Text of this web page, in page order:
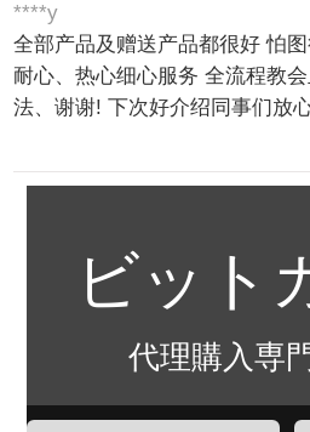
****y
全部产品及赠送产品都很好 怕
耐心、热心细心服务 全流程教
法、谢谢! 下次好介绍同事们放
ビット
代理購入専